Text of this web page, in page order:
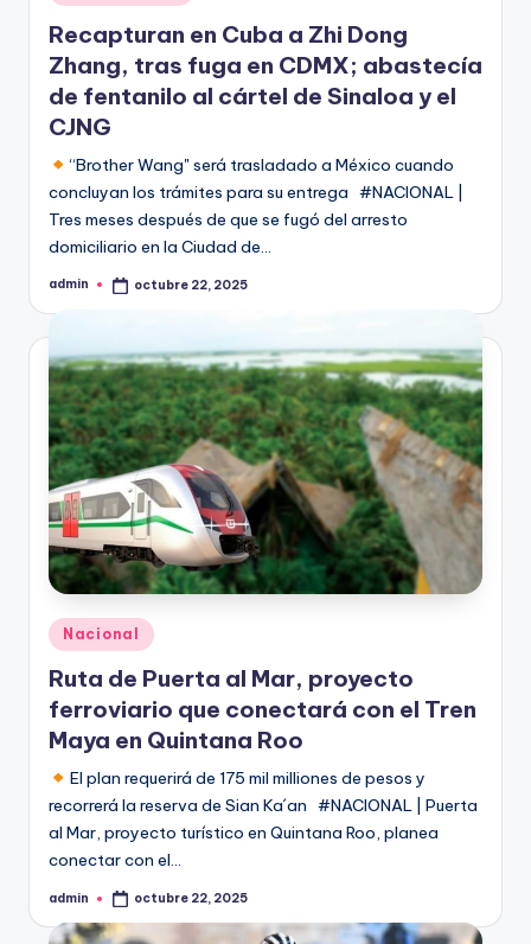
en
Recapturan en Cuba a Zhi Dong
Zhang, tras fuga en CDMX; abastecía
de fentanilo al cártel de Sinaloa y el
CJNG
“Brother Wang" será trasladado a México cuando
concluyan los trámites para su entrega #NACIONAL |
Tres meses después de que se fugó del arresto
domiciliario en la Ciudad de…
Publicado
admin octubre 22, 2025
Publicado
en
Nacional
Ruta de Puerta al Mar, proyecto
ferroviario que conectará con el Tren
Maya en Quintana Roo
El plan requerirá de 175 mil milliones de pesos y
recorrerá la reserva de Sian Ka´an #NACIONAL | Puerta
al Mar, proyecto turístico en Quintana Roo, planea
conectar con el…
Publicado
admin octubre 22, 2025